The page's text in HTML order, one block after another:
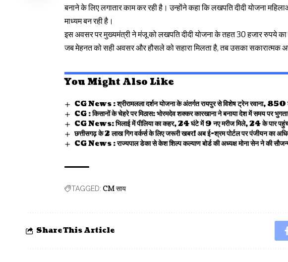
बनाने के लिए लगातार काम कर रही है। उन्होंने कहा कि लखपति दीदी योजना
माध्यम बन रही है।
इस अवसर पर मुख्यमंत्री ने मंजू को लखपति दीदी योजना के तहत 30 हजार रुपये का
जब मेहनत को सही अवसर और हौसले को सहारा मिलता है, तब उसका सकारात्मक
You Might Also Like
CG News : श्रीरामलला दर्शन योजना के अंतर्गत रायपुर से विशेष ट्रेन रवाना, 850
CG : किसानों के चेहरे पर मिठास: भोरमदेव शक्कर कारखाना ने बनाया देश में समय पर
CG News: भिलाई में पीलिया का कहर, 24 घंटे में 9 नए मरीज मिले, 24 के पार
छत्तीसगढ़ के 2 लाख गिग वर्कर्स के लिए जरूरी खबर! अब ई-श्रम पोर्टल पर पंजीयन का
CG News : राज्यपाल डेका से केश शिल्प कल्याण बोर्ड की अध्यक्ष मोना सेन ने की
TAGGED: CM साय
Share This Article